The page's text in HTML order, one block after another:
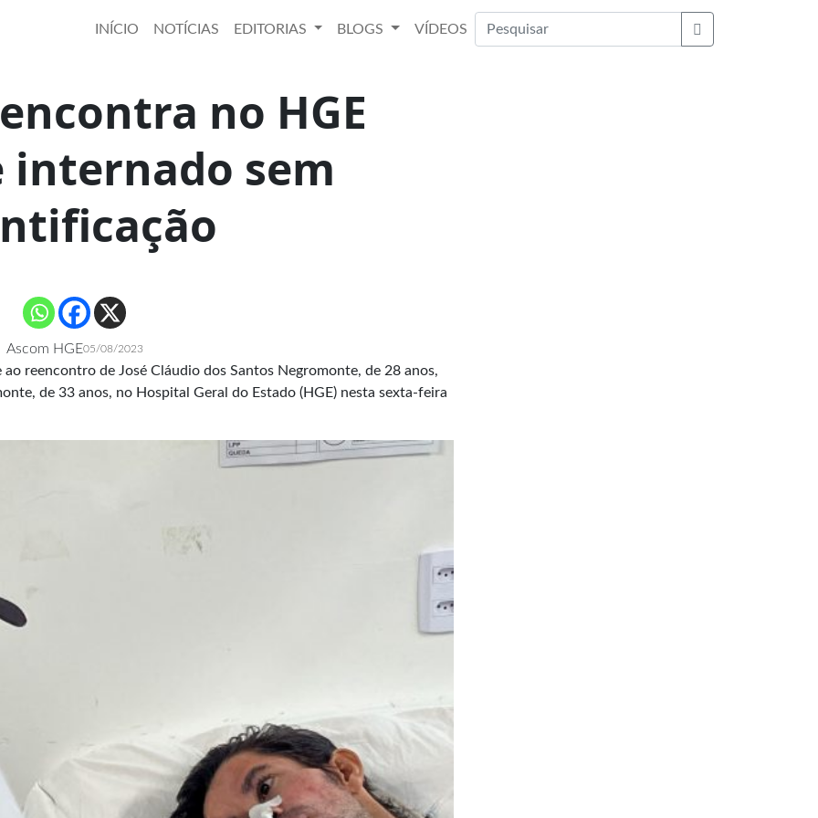
INÍCIO NOTÍCIAS EDITORIAS BLOGS
VÍDEOS
Buscar
no HGE
internado sem
Ascom HGE05/08/2023
reencontro de José Cláudio dos Santos Negromonte, de 28 anos,
de 33 anos, no Hospital Geral do Estado (HGE) nesta sexta-feira